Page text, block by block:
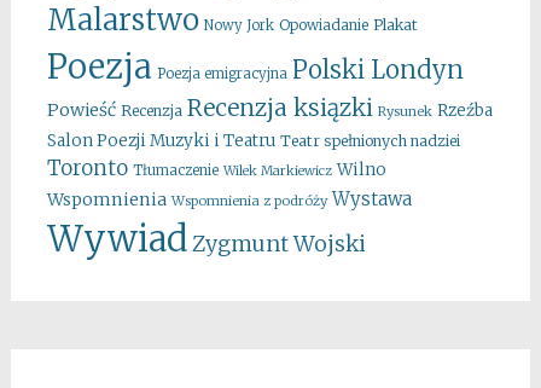
Malarstwo Nowy Jork Opowiadanie Plakat
Poezja Poezja emigracyjna Polski Londyn
Powieść Recenzja Recenzja ksiązki Rysunek Rzeźba
Salon Poezji Muzyki i Teatru Teatr spełnionych nadziei
Toronto Tłumaczenie Wilek Markiewicz Wilno
Wspomnienia Wspomnienia z podróży Wystawa
WywiadZygmunt Wojski